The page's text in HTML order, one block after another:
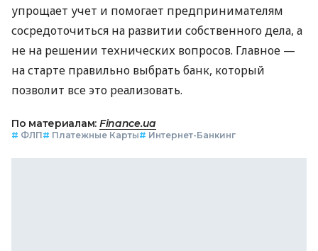
упрощает учет и помогает предпринимателям
сосредоточиться на развитии собственного дела, а
не на решении технических вопросов. Главное —
на старте правильно выбрать банк, который
позволит все это реализовать.
По материалам: Finance.ua
# ФЛП# Платежные Карты# Интернет-Банкинг